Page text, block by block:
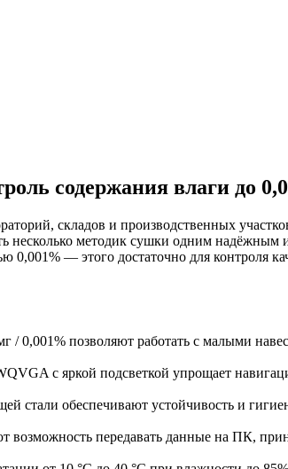
содержания влаги до
складов и производственных
методик сушки одним надёжным
0,001% — этого достаточно для контроля
0,001% позволяют работать с малыми
с яркой подсветкой упрощает
стали обеспечивают устойчивость и
передавать данные на ПК,